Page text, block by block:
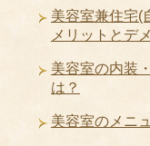
美容室兼住宅(
メリットとデ
美容室の内装
は？
美容室のメニ